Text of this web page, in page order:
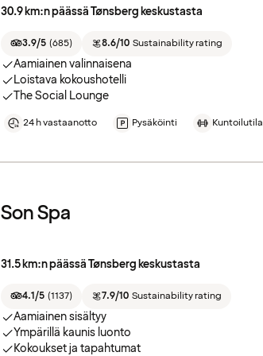
30.9 km:n päässä Tønsberg keskustasta
3.9/5 (685) 8.6/10 Sustainability rating
Aamiainen valinnaisena
Loistava kokoushotelli
The Social Lounge
24 h vastaanotto Pysäköinti Kuntoilutila
Son Spa
31.5 km:n päässä Tønsberg keskustasta
4.1/5 (1137) 7.9/10 Sustainability rating
Aamiainen sisältyy
Ympärillä kaunis luonto
Kokoukset ja tapahtumat